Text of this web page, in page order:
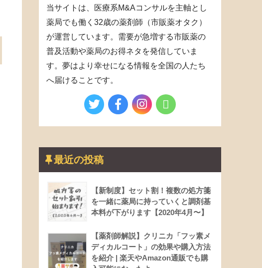
当サイトは、医療系M&Aコンサルを主軸とし
薬局でも働く32歳の薬剤師（市販薬オタク）
が運営しています。需要が急増する市販薬の
普及活動や薬局のお得ネタを発信していま
す。夢はより幸せになる情報を全国の人たち
へ届けることです。
最近の投稿
【新制度】セット割！複数の処方箋
を一緒に薬局に持っていくと調剤基
本料が下がります【2020年4月〜】
【薬剤師解説】クリニカ「フッ素メ
ディカルコート」の効果や購入方法
を紹介 | 楽天やAmazon通販でも購